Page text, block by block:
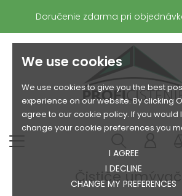
We use cookies
We use cookies to give you the best
experience on our website. By clicking
agree to our cookie policy. If you would
change your cookie preferences you
I AGREE
I DECLINE
CHANGE MY PREFERENCES
Doručenie zdarma pri
Čističe